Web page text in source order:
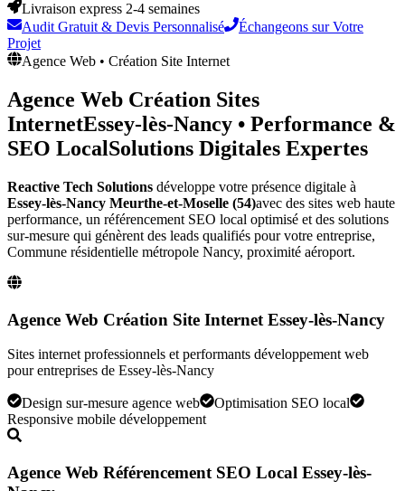
Livraison express 2-4 semaines
Audit Gratuit & Devis Personnalisé
Échangeons sur Votre
Projet
Agence Web • Création Site Internet
Agence Web Création Sites
InternetEssey-lès-Nancy • Performance &
SEO LocalSolutions Digitales Expertes
Reactive Tech Solutions développe votre présence digitale à
Essey-lès-Nancy Meurthe-et-Moselle (54)avec des sites web haute
performance, un référencement SEO local optimisé et des solutions
sur-mesure qui génèrent des leads qualifiés pour votre entreprise,
Commune résidentielle métropole Nancy, proximité aéroport.
Agence Web Création Site Internet Essey-lès-Nancy
Sites internet professionnels et performants développement web
pour entreprises de Essey-lès-Nancy
Design sur-mesure agence web
Optimisation SEO local
Responsive mobile développement
Agence Web Référencement SEO Local Essey-lès-